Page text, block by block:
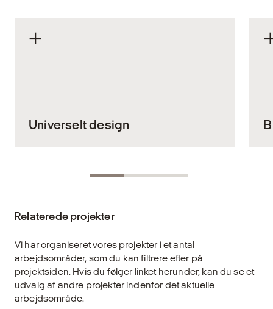
Universelt design
trygt og værdigt gennem vores fælles
knudepunkter er universelt design ikke bare
designprincip, der sikrer lige adgang og høj
funktionalitet for alle, uanset fysiske eller
kognitive forudsætninger.
Udforsk
Relaterede projekter
Vi har organiseret vores projekter i et antal
arbejdsområder, som du kan filtrere efter på
projektsiden. Hvis du følger linket herunder, kan du se et
udvalg af andre projekter indenfor det aktuelle
arbejdsområde.